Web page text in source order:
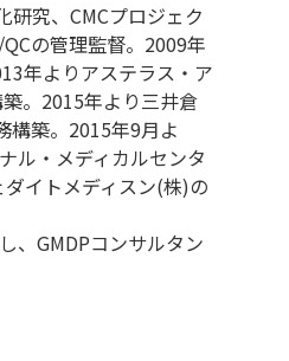
究、CMCプロジェク
の管理監督。2009年
年よりアステラス・ア
。2015年より三井倉
構築。2015年9月よ
ル・メディカルセンタ
イトメディスン(株)の
、GMDPコンサルタン